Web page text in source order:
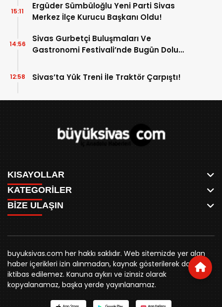
Ergüder Sümbüloğlu Yeni Parti Sivas
Merkez İlçe Kurucu Başkanı Oldu!
15:11
Sivas Gurbetçi Buluşmaları Ve
Gastronomi Festivali’nde Bugün Dolu
14:56
Sivas’ta Yük Treni İle Traktör Çarpıştı!
12:58
KISAYOLLAR
ANASAYFA
AKSU CANLI
MEYDAN CANLI
MEDRESELER CANLI
MERAKÜM CANLI
YUKARI TEKKE CANLI
KURUMSAL KİMLİK
REKLAM FİYATLARI
BİZE ULAŞIN
KÜNYE
RESMİ İLANLAR
KATEGORİLER
WHATSAPP
SPOR
SİYASET
BELEDİYE
SİVAS VALİLİĞİ
ÜNİVERSİTE
KURUMLAR
STK
YORUM
BİZE ULAŞIN
0346 221 00 60
buyuksivashaber@gmail.com
Örtülüpınar Mah. İnönü Bulvarı Özkahya Apt. Kat:3 D:7
Sivas
buyuksivas.com her hakkı saklıdır. Web sitemizde yer alan
haber içerikleri izin alınmadan, kaynak gösterilerek dahi
iktibas edilemez. Kanuna aykırı ve izinsiz olarak
kopyalanamaz, başka yerde yayınlanamaz.